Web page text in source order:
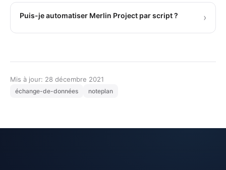
Puis-je automatiser Merlin Project par script ? ›
Mis à jour: 28 décembre 2021
échange-de-données noteplan